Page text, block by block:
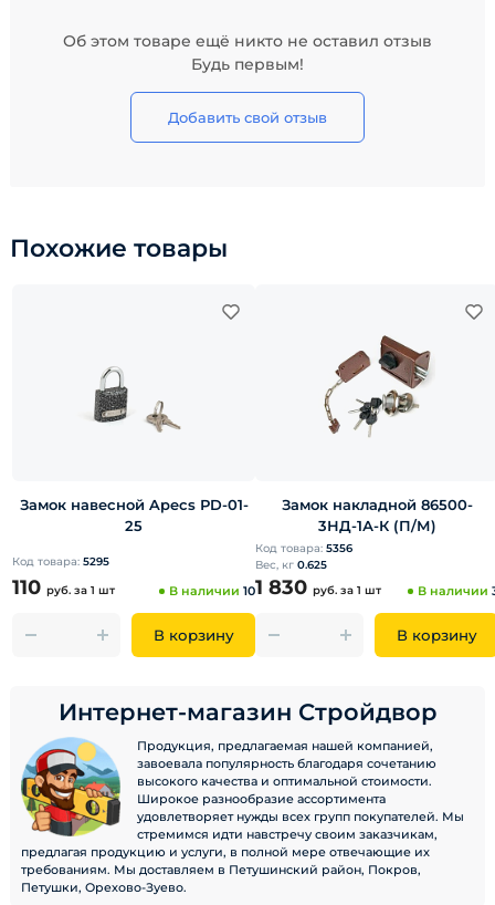
Об этом товаре ещё никто не оставил отзыв
Будь первым!
Добавить свой отзыв
Похожие товары
Замок навесной Apecs РD-01-
25
Код товара: 5295
110 руб. за 1 шт В наличии 10
В корзину
Замок накладной 86500-
3НД-1А-К (П/М)
Код товара: 5356
Вес, кг 0.625
1 830 руб. за 1 шт В наличии
В корзину
Интернет-магазин Стройдвор
Продукция, предлагаемая нашей компанией,
завоевала популярность благодаря сочетанию
высокого качества и оптимальной стоимости.
Широкое разнообразие ассортимента
удовлетворяет нужды всех групп покупателей. Мы
стремимся идти навстречу своим заказчикам,
предлагая продукцию и услуги, в полной мере отвечающие их
требованиям. Мы доставляем в Петушинский район, Покров,
Петушки, Орехово-Зуево.